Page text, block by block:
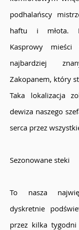
podhalańscy
haftu i młota.
Kasprowy
najbardziej
Zakopanem, który
Taka lokalizacja
dewiza naszego
serca przez
Sezonowane steki
To nasza
dyskretnie
przez kilka